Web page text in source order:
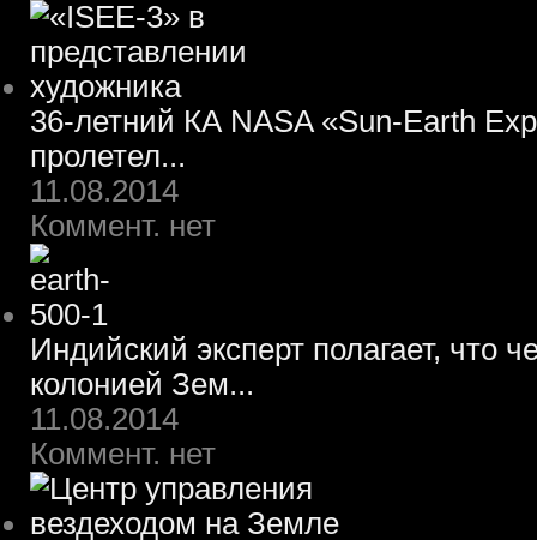
36-летний КА NASA «Sun-Earth
пролетел...
11.08.2014
Коммент. нет
Индийский эксперт полагает, что
колонией Зем...
11.08.2014
Коммент. нет